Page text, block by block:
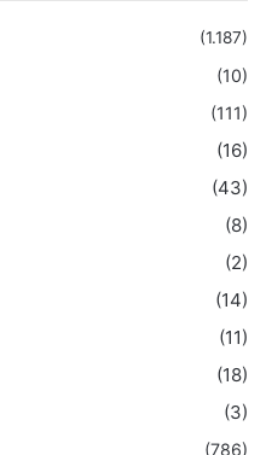
(1.187)
(10)
(111)
(16)
(43)
(8)
(2)
(14)
(11)
(18)
(3)
(786)